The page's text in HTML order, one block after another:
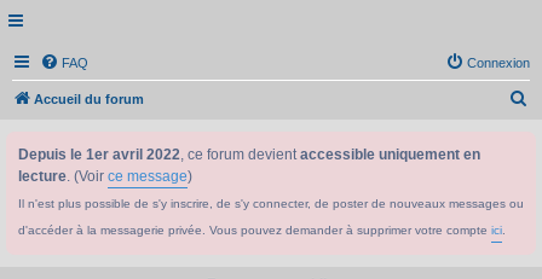
FAQ Connexion
Accueil du forum
Depuis le 1er avril 2022, ce forum devientaccessible uniquement en
lecture. (Voir ce message)
Il n'est plus possible de s'y inscrire, de s'y connecter, de poster de nouveaux messages ou
d'accéder à la messagerie privée. Vous pouvez demander à supprimer votre compte ici